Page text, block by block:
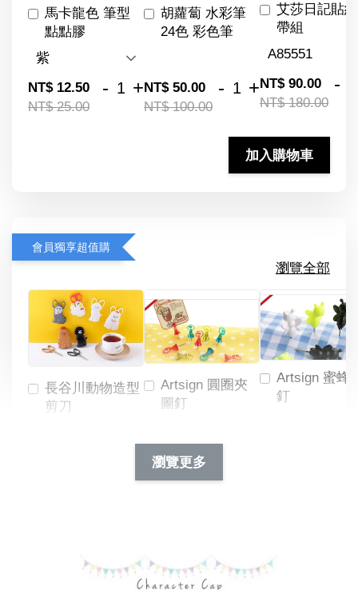
馬卡龍色 筆型
點點膠
NT$ 12.50
NT$ 25.00
- +
胡蘿蔔 水彩筆
24色 彩色筆
NT$ 50.00
NT$ 100.00
- +
艾莎日記貼
帶組
NT$ 90.00
NT$ 180.00
-
加入購物車
會員獨享超值購
瀏覽全部
長谷川動物造型
剪刀
Artsign 圓圈夾
圖釘
NT$ 19.00
NT$ 66.00
Artsign 蜜蜂
釘
瀏覽更多